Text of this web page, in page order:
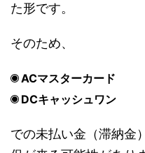
た形です。
そのため、
ACマスターカード
DCキャッシュワン
での未払い金（滞納金